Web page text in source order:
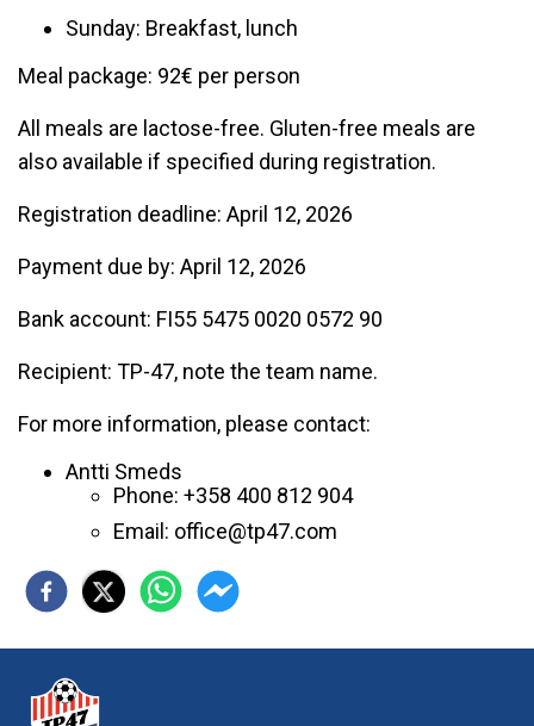
Sunday: Breakfast, lunch
Meal package: 92€ per person
All meals are lactose-free. Gluten-free meals are
also available if specified during registration.
Registration deadline: April 12, 2026
Payment due by: April 12, 2026
Bank account: FI55 5475 0020 0572 90
Recipient: TP-47, note the team name.
For more information, please contact:
Antti Smeds
Phone: +358 400 812 904
Email: office@tp47.com